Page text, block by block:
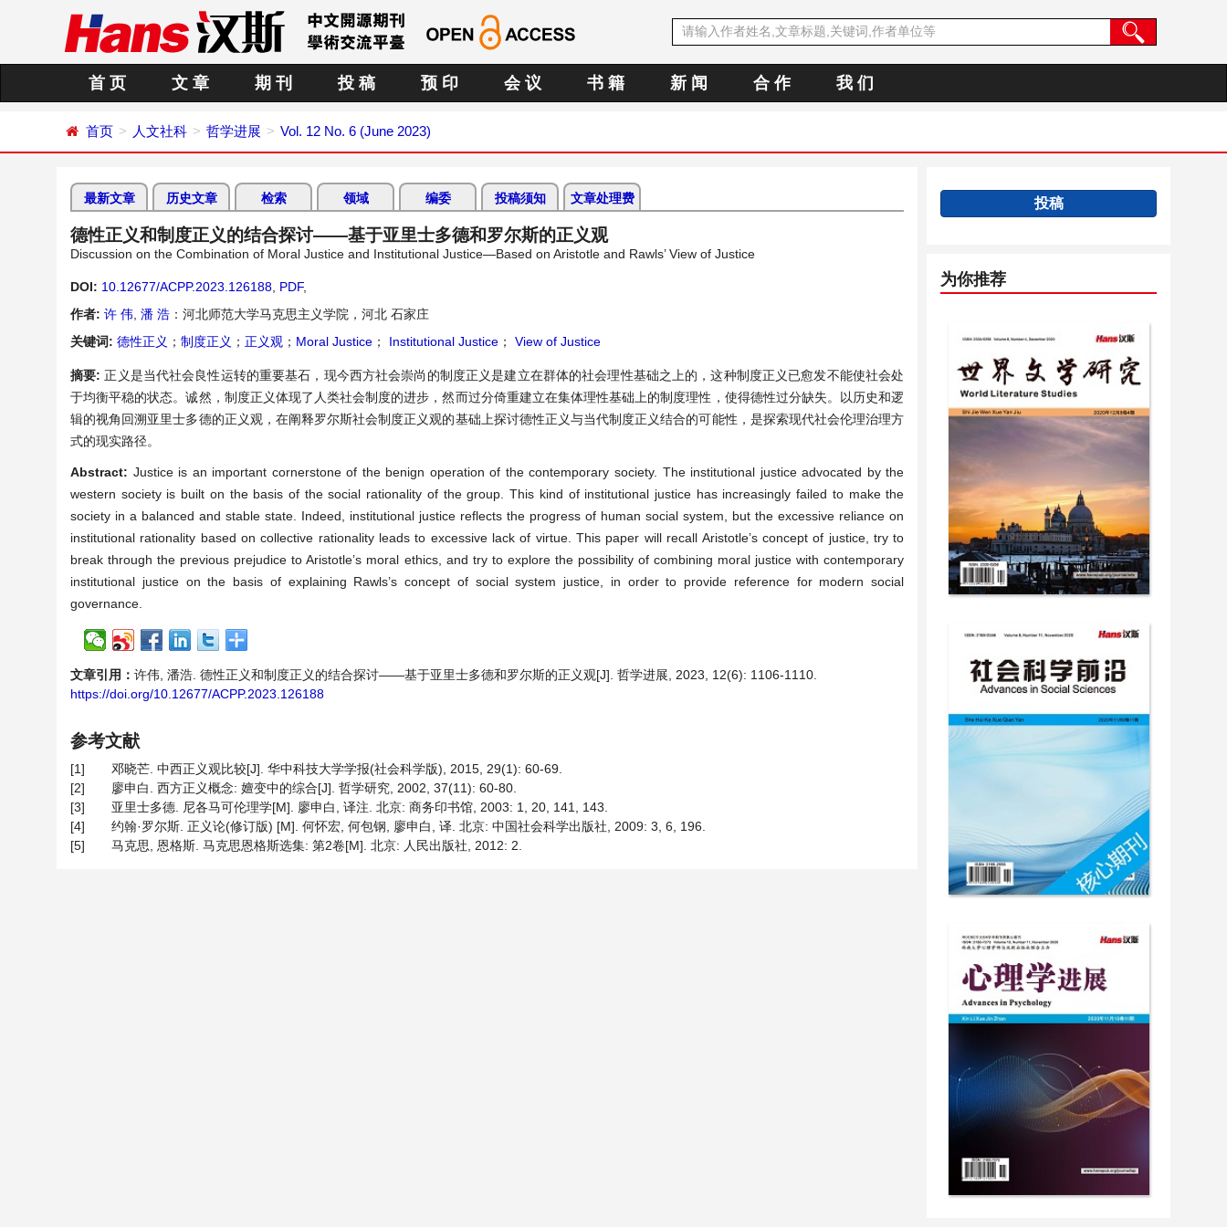
首 页 文 章 期 刊 投 稿 预 印 会 议 书 籍 新 闻 合 作 我 们
首页 人文社科 哲学进展 Vol. 12 No. 6 (June 2023)
最新文章 历史文章 检索 领域 编委 投稿须知 文章处理费
德性正义和制度正义的结合探讨——基于亚里士多德和罗尔斯的正义观
Discussion on the Combination of Moral Justice and Institutional Justice—Based on Aristotle and Rawls’ View of Justice
DOI: 10.12677/ACPP.2023.126188 PDF,
作者: 许 伟 潘 浩 ：河北师范大学马克思主义学院，河北 石家庄
关键词: 德性正义 ； 制度正义 ； 正义观 ； Moral Justice ； Institutional Justice ； View of Justice
摘要:正义是当代社会良性运转的重要基石，现今西方社会崇尚的制度正义是建立在群体的社会理性基础之上的，这种制度正义已愈发不能使社会处
于均衡平稳的状态。诚然，制度正义体现了人类社会制度的进步，然而过分倚重建立在集体理性基础上的制度理性，使得德性过分缺失。以历史和逻
辑的视角回溯亚里士多德的正义观，在阐释罗尔斯社会制度正义观的基础上探讨德性正义与当代制度正义结合的可能性，是探索现代社会伦理治理方
式的现实路径。
Abstract: Justice is an important cornerstone of the benign operation of the contemporary society. The institutional justice advocated by the
western society is built on the basis of the social rationality of the group. This kind of institutional justice has increasingly failed to make the
society in a balanced and stable state. Indeed, institutional justice reflects the progress of human social system, but the excessive reliance on
institutional rationality based on collective rationality leads to excessive lack of virtue. This paper will recall Aristotle’s concept of justice, try to
break through the previous prejudice to Aristotle’s moral ethics, and try to explore the possibility of combining moral justice with contemporary
institutional justice on the basis of explaining Rawls’s concept of social system justice, in order to provide reference for modern social
governance.
文章引用： 许伟, 潘浩. 德性正义和制度正义的结合探讨——基于亚里士多德和罗尔斯的正义观[J]. 哲学进展, 2023, 12(6): 1106-1110.
https://doi.org/10.12677/ACPP.2023.126188
参考文献
[1]
邓晓芒. 中西正义观比较[J]. 华中科技大学学报(社会科学版), 2015, 29(1): 60-69.
[2]
廖申白. 西方正义概念: 嬗变中的综合[J]. 哲学研究, 2002, 37(11): 60-80.
[3]
亚里士多德. 尼各马可伦理学[M]. 廖申白, 译注. 北京: 商务印书馆, 2003: 1, 20, 141, 143.
[4]
约翰·罗尔斯. 正义论(修订版) [M]. 何怀宏, 何包钢, 廖申白, 译. 北京: 中国社会科学出版社, 2009: 3, 6, 196.
[5]
马克思, 恩格斯. 马克思恩格斯选集: 第2卷[M]. 北京: 人民出版社, 2012: 2.
投稿
为你推荐